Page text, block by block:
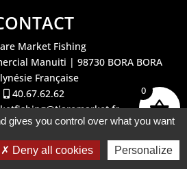
Market Fishing
Manuiti | 98730 BORA BORA
Française
40.67.62.62
0
gives you control over what you want
Deny all cookies Personalize